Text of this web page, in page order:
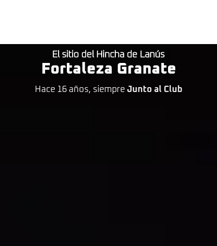
El sitio del Hincha de Lanús
Fortaleza Granate
Hace 16 años, siempre Junto al Club